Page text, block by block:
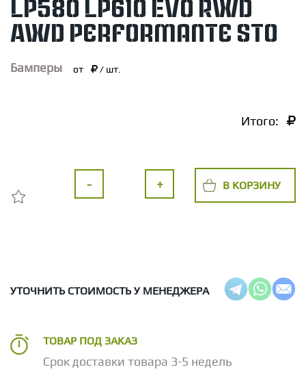
LP580 LP610 Evo RWD
AWD Performante STO
Бамперы от / шт.
Итого:
- + В КОРЗИНУ
УТОЧНИТЬ СТОИМОСТЬ У МЕНЕДЖЕРА
ТОВАР ПОД ЗАКАЗ
Срок доставки товара 3-5 недель